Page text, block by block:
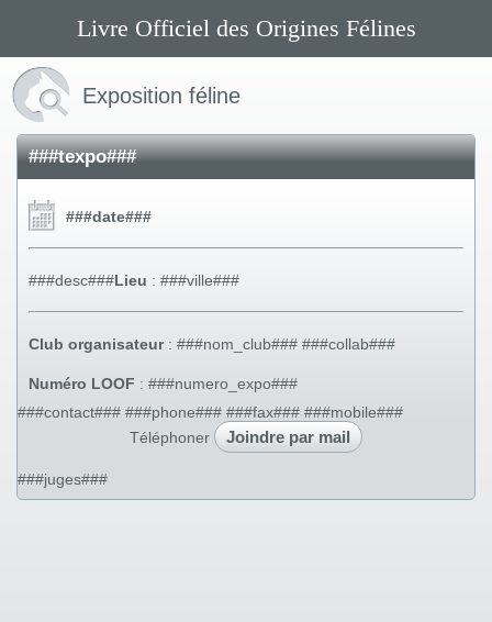
Livre Officiel des Origines Félines
Exposition féline
###texpo###
###date###
###desc###Lieu : ###ville###
Club organisateur: ###nom_club### ###collab###
Numéro LOOF : ###numero_expo###
###contact### ###phone### ###fax### ###mobile###
Téléphoner
Joindre par mail
###juges###